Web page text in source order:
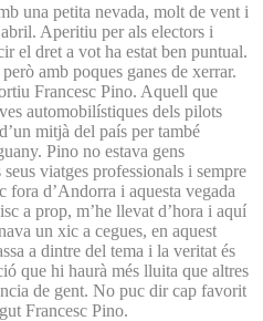
una petita nevada, molt de vent i
Aperitiu per als electors i
el dret a vot ha estat ben puntual.
amb poques ganes de xerrar.
Francesc Pino. Aquell que
automobilístiques dels pilots
mitjà del país per també
Pino no estava gens
viatges professionals i sempre
fora d’Andorra i aquesta vegada
a prop, m’he llevat d’hora i aquí
un xic a cegues, en aquest
a dintre del tema i la veritat és
que hi haurà més lluita que altres
de gent. No puc dir cap favorit
Francesc Pino.